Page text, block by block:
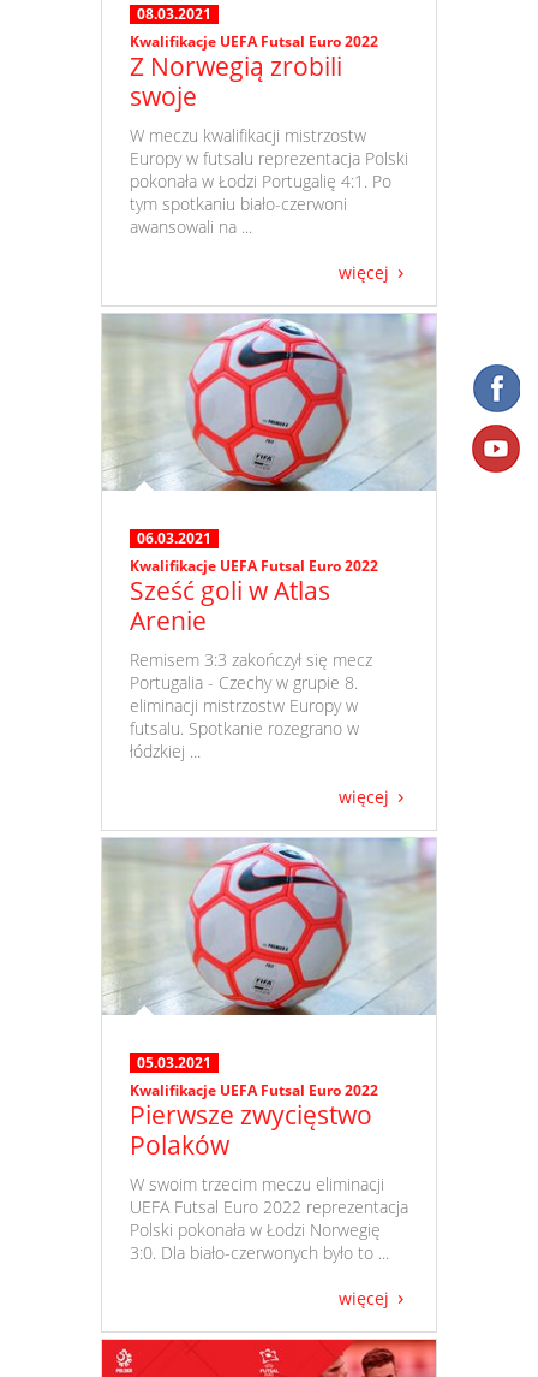
08.03.2021
Kwalifikacje UEFA Futsal Euro 2022
Z Norwegią zrobili
swoje
​ W meczu kwalifikacji mistrzostw
Europy w futsalu reprezentacja Polski
pokonała w Łodzi Portugalię 4:1. Po
tym spotkaniu biało-czerwoni
awansowali na ...
więcej
06.03.2021
Kwalifikacje UEFA Futsal Euro 2022
Sześć goli w Atlas
Arenie
​ Remisem 3:3 zakończył się mecz
Portugalia - Czechy w grupie 8.
eliminacji mistrzostw Europy w
futsalu. Spotkanie rozegrano w
łódzkiej ...
więcej
05.03.2021
Kwalifikacje UEFA Futsal Euro 2022
Pierwsze zwycięstwo
Polaków
​ W swoim trzecim meczu eliminacji
UEFA Futsal Euro 2022 reprezentacja
Polski pokonała w Łodzi Norwegię
3:0. Dla biało-czerwonych było to ...
więcej